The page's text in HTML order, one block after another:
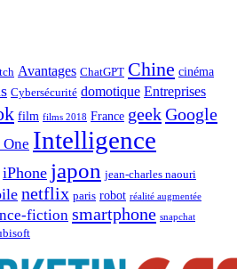
Avantages ChatGPT Chine cinéma
Cybersécurité domotique Entreprises
film films 2018 France geekGoogle
Intelligence
iPhone japon jean-charles naouri
netflix paris robot réalité augmentée
fiction smartphone snapchat